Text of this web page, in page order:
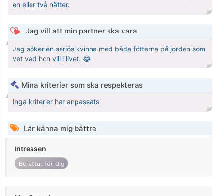
en eller två nätter.
Jag vill att min partner ska vara
Jag söker en seriös kvinna med båda fötterna på jorden som
vet vad hon vill i livet. 😂
Mina kriterier som ska respekteras
Inga kriterier har anpassats
Lär känna mig bättre
Intressen
Berättar för dig